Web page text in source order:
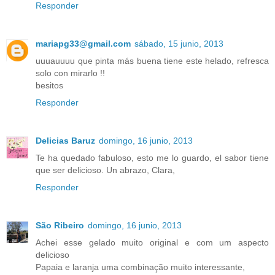
Responder
mariapg33@gmail.com sábado, 15 junio, 2013
uuuauuuu que pinta más buena tiene este helado, refresca
solo con mirarlo !!
besitos
Responder
Delicias Baruz domingo, 16 junio, 2013
Te ha quedado fabuloso, esto me lo guardo, el sabor tiene
que ser delicioso. Un abrazo, Clara,
Responder
São Ribeiro domingo, 16 junio, 2013
Achei esse gelado muito original e com um aspecto
delicioso
Papaia e laranja uma combinação muito interessante,